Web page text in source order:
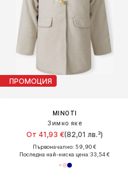
ПРОМОЦИЯ
MINOTI
Зимно яке
От 41,93 €(82,01 лв.³)
Първоначално: 59,90 €
Последна най-ниска цена:33,54 €